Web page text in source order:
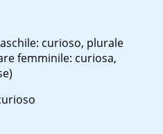
curioso, plurale
femminile: curiosa,